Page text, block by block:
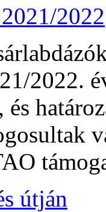
2022
2022.
útján